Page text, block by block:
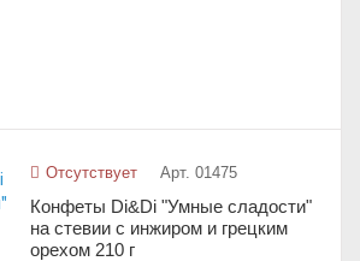
Отсутствует Арт. 01475
Конфеты Di&Di "Умные сладости"
на стевии с инжиром и грецким
орехом 210 г